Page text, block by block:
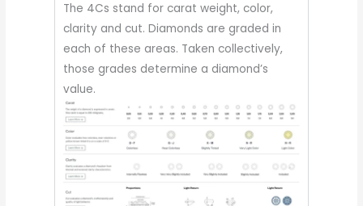
The 4Cs stand for carat weight, color,
clarity and cut. Diamonds are graded in
each of these areas. Taken collectively,
those grades determine a diamond’s
value.